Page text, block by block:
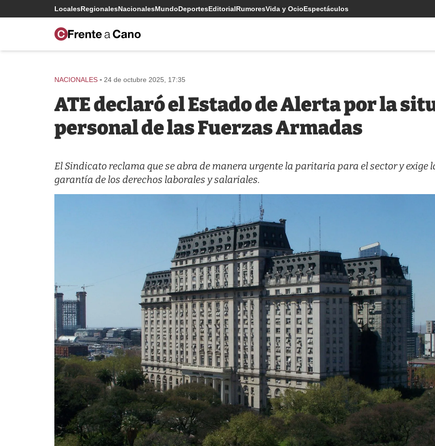
LocalesRegionalesNacionalesMundoDeportesEditorialRumoresVida y OcioEspectáculos
NACIONALES - 24 de octubre 2025, 17:35
ATE declaró el Estado de Alerta por la
personal de las Fuerzas Armadas
El Sindicato reclama que se abra de manera urgente la paritaria para el sector y exige
garantía de los derechos laborales y salariales.